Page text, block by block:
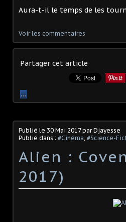
Aura-t-il le temps de les
Voir les commentaires
Partager cet article
…
Publié le 30 Mai 2017par Djayesse
Publié dans : #Cinéma #Science-
Alien :
2017)